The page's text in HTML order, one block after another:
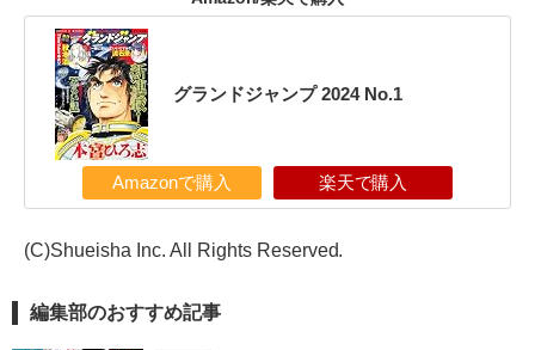
グランドジャンプ 2024 No.1
Amazonで購入 楽天で購入
(C)Shueisha Inc. All Rights Reserved.
編集部のおすすめ記事